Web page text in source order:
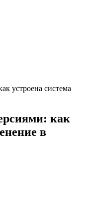
устроена система
как
в